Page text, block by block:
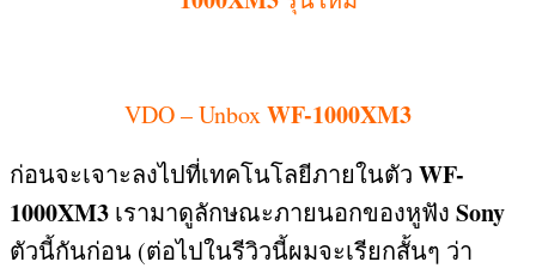
VDO – UnboxWF-1000XM3
ก่อนจะเจาะลงไปที่เทคโนโลยีภายในตัว WF-
1000XM3 เรามาดูลักษณะภายนอกของหูฟัง Sony
ตัวนี้กันก่อน (ต่อไปในรีวิวนี้ผมจะเรียกสั้นๆ ว่า